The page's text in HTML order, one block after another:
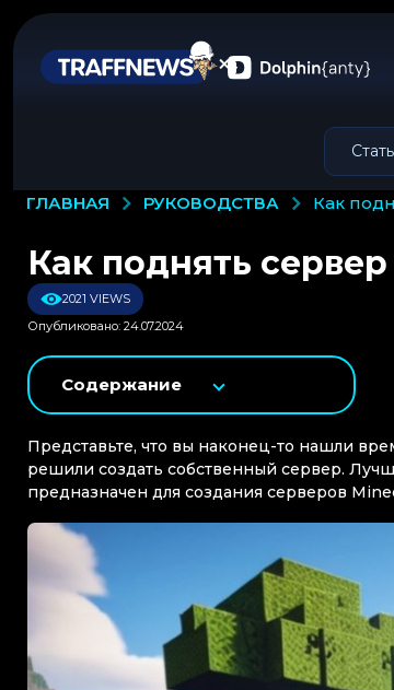
ГЛАВНАЯ РУКОВОДСТВА как
Как поднять
2021 VIEWS
Опубликовано: 24.07.2024
Содержание
Представьте, что вы наконец-то нашли
решили создать собственный сервер.
предназначен для создания серверов